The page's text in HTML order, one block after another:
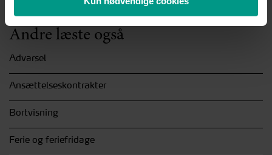
Andre læste også
Advarsel
Ansættelseskontrakter
Bortvisning
Ferie og feriefridage